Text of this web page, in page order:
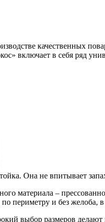
качественных
включает в себя ряд
Она не впитывает
материала –
периметру и без желоба,
выбор размеров